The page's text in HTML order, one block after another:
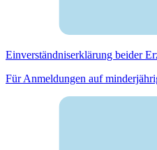
Einverständnis­erklärung beider
Für Anmeldungen auf